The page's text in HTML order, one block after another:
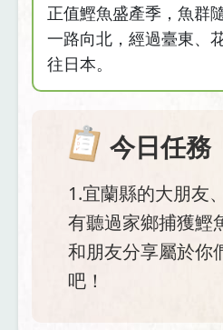
正值鰹魚盛產季，魚群
一路向北，經過臺東、
往日本。
今日任務
1.宜蘭縣的大朋友
有聽過家鄉捕獲鰹
和朋友分享屬於你
吧！